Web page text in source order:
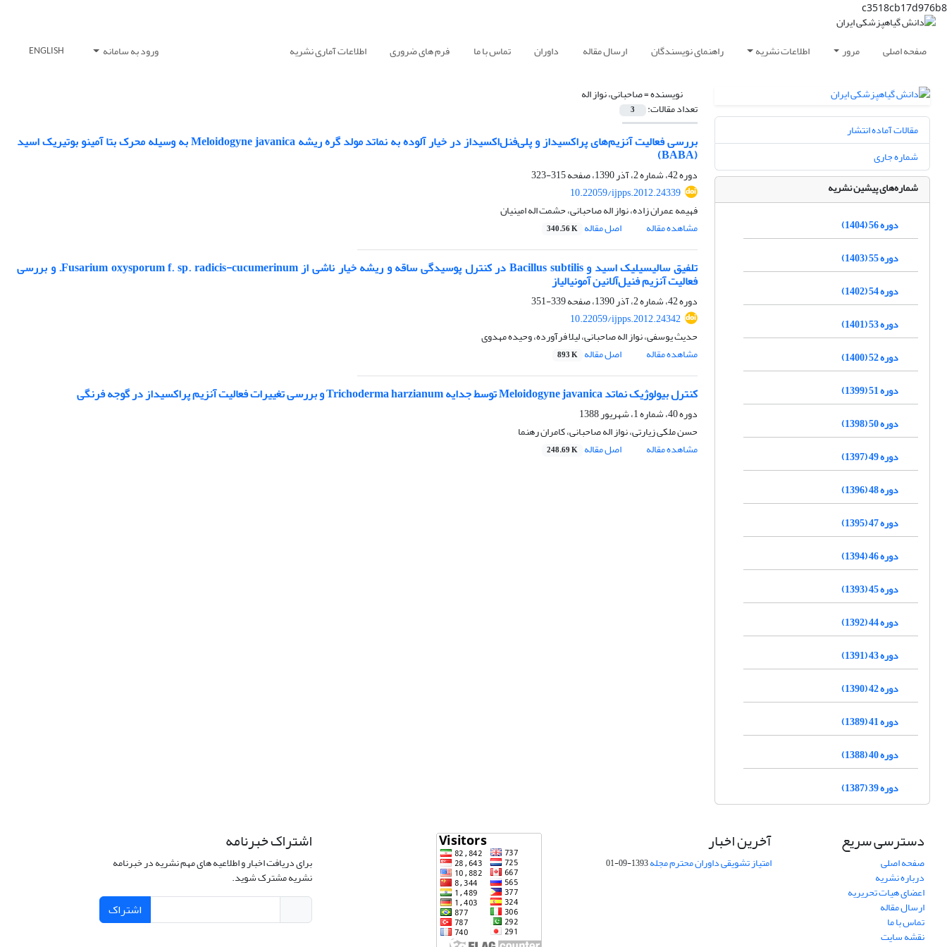
c3518cb17d976b8
صفحه اصلی مرور اطلاعات نشریه راهنمای نویسندگان ارسال مقاله داوران تماس با ما فرم های ضروری اطلاعات آماری نشریه ورود به سامانه ENGLISH
نویسنده =صاحبانی، نواز اله
تعداد مقالات: 3
بررسی فعالیت آنزیم‌های پراکسیداز و پلی‌فنل‌اکسیداز در خیار آلوده به نماتد مولد گره ریشه Meloidogyne javanica به وسیله محرک بتا آمینو بوتیریک اسید
(BABA)
دوره 42، شماره 2، آذر 1390، صفحه
315-323
10.22059/ijpps.2012.24339
فهیمه عمران زاده، نواز اله صاحبانی، حشمت اله امینیان
مشاهده مقاله
اصل مقاله 340.56 K
تلفیق سالیسیلیک اسید و Bacillus subtilis در کنترل پوسیدگی ساقه و ریشه خیار ناشی از Fusarium oxysporum f. sp. radicis-cucumerinum. و بررسی
فعالیت آنزیم فنیل‌آلانین آمونیالیاز
دوره 42، شماره 2، آذر 1390، صفحه
339-351
10.22059/ijpps.2012.24342
حدیث یوسفی، نواز اله صاحبانی، لیلا فرآورده، وحیده مهدوی
مشاهده مقاله
اصل مقاله 893 K
کنترل بیولوژیک نماتد Meloidogyne javanica توسط جدایه Trichoderma harzianum و بررسی تغییرات فعالیت آنزیم پراکسیداز در گوجه فرنگی
دوره 40، شماره 1، شهریور 1388
حسن ملکی زیارتی، نواز اله صاحبانی، کامران رهنما
مشاهده مقاله
اصل مقاله 248.69 K
مقالات آماده انتشار
شماره جاری
شماره‌های پیشین نشریه
دوره 56 (1404)
دوره 55 (1403)
دوره 54 (1402)
دوره 53 (1401)
دوره 52 (1400)
دوره 51 (1399)
دوره 50 (1398)
دوره 49 (1397)
دوره 48 (1396)
دوره 47 (1395)
دوره 46 (1394)
دوره 45 (1393)
دوره 44 (1392)
دوره 43 (1391)
دوره 42 (1390)
دوره 41 (1389)
دوره 40 (1388)
دوره 39 (1387)
دسترسی سریع
صفحه اصلی
درباره نشریه
اعضای هیات تحریریه
ارسال مقاله
تماس با ما
نقشه سایت
آخرین اخبار
امتیاز تشویقی داوران محترم مجله1393-09-01
اشتراک خبرنامه
برای دریافت اخبار و اطلاعیه های مهم نشریه در خبرنامه
نشریه مشترک شوید.
اشتراک